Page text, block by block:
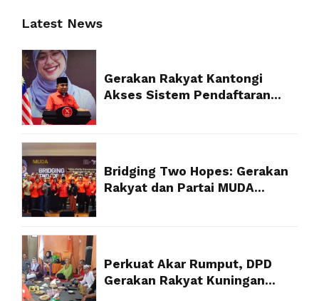
Latest News
Gerakan Rakyat Kantongi
Akses Sistem Pendaftaran
Bridging Two Hopes: Gerakan
Rakyat dan Partai MUDA
Perkuat Akar Rumput, DPD
Gerakan Rakyat Kuningan